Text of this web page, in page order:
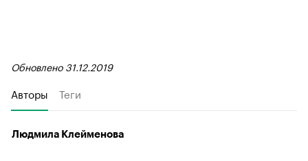
Обновлено 31.12.2019
Авторы Теги
Людмила Клейменова